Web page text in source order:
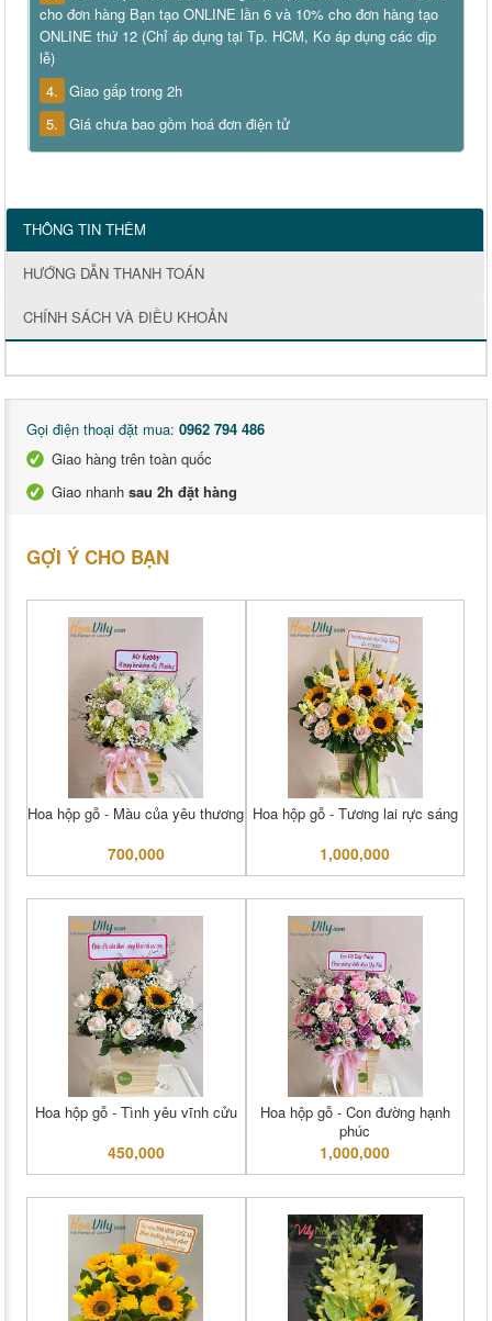
cho đơn hàng Bạn tạo ONLINE lần 6 và 10% cho đơn hàng tạo
ONLINE thứ 12 (Chỉ áp dụng tại Tp. HCM, Ko áp dụng các dịp
lễ)
4. Giao gấp trong 2h
5. Giá chưa bao gồm hoá đơn điện tử
THÔNG TIN THÊM
HƯỚNG DẪN THANH TOÁN
CHÍNH SÁCH VÀ ĐIỀU KHOẢN
Gọi điện thoại đặt mua: 0962 794 486
Giao hàng trên toàn quốc
Giao nhanh sau 2h đặt hàng
GỢI Ý CHO BẠN
Hoa hộp gỗ - Màu của yêu thương
700,000
Hoa hộp gỗ - Tương lai rực sáng
1,000,000
Hoa hộp gỗ - Tình yêu vĩnh cửu
450,000
Hoa hộp gỗ - Con đường hạnh
phúc
1,000,000